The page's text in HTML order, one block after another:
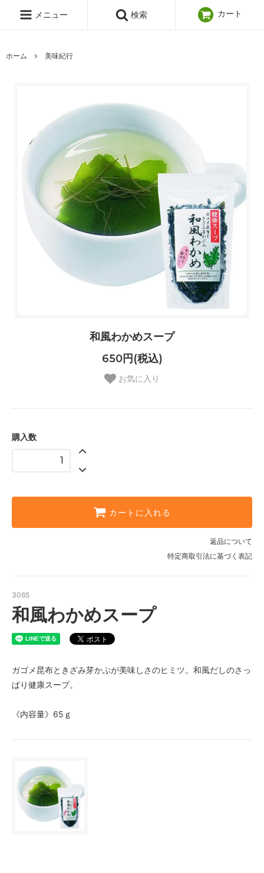
メニュー 検索 カート
ホーム 美味紀行
和風わかめスープ
650円(税込)
お気に入り
購入数
カートに入れる
返品について
特定商取引法に基づく表記
3065
和風わかめスープ
ガゴメ昆布ときざみ芽かぶが美味しさのヒミツ。和風だしのさっ
ぱり健康スープ。
《内容量》65ｇ